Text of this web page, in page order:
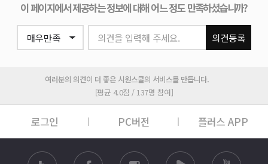
이 페이지에서 제공하는 정보에 대해 어느 정도 만족하셨습니까?
의견을 입력해 주세요. 의견등록
여러분의 의견이 더 좋은 시원스쿨의 서비스를 만듭니다.
[평균 4.0점 / 137명 참여]
로그인 PC버전 플러스 APP